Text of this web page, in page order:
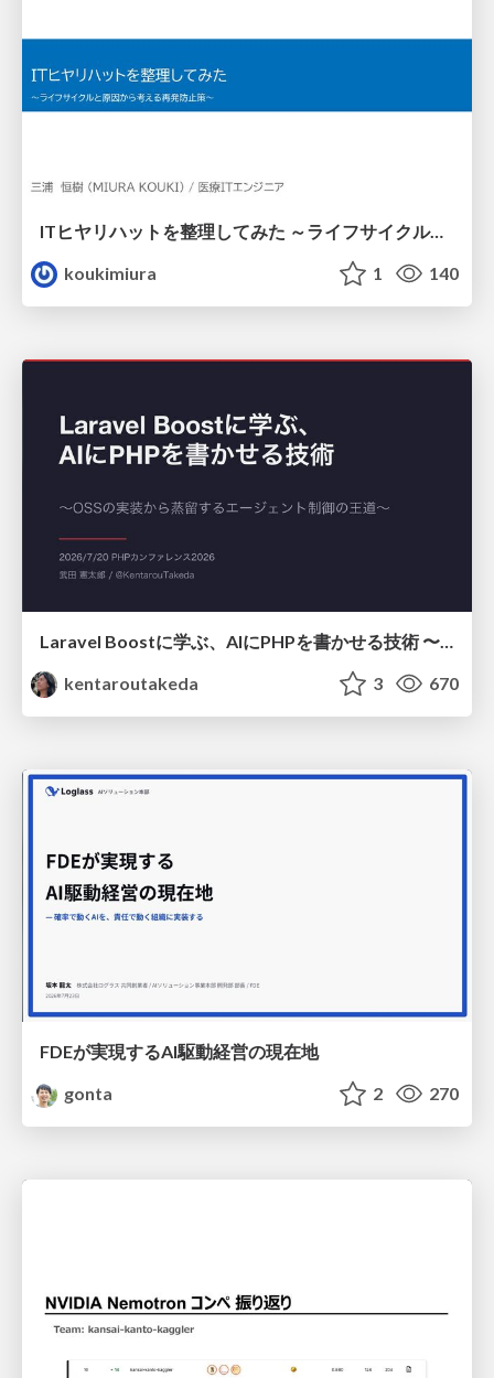
ITヒヤリハットを整理してみた ～ライフサイクルと原因から考える再発防止策～
koukimiura
1 140
Laravel Boostに学ぶ、AIにPHPを書かせる技術 〜OSSの実装から蒸留するエージェント制御の王道〜
kentaroutakeda
3 670
FDEが実現するAI駆動経営の現在地
gonta
2 270